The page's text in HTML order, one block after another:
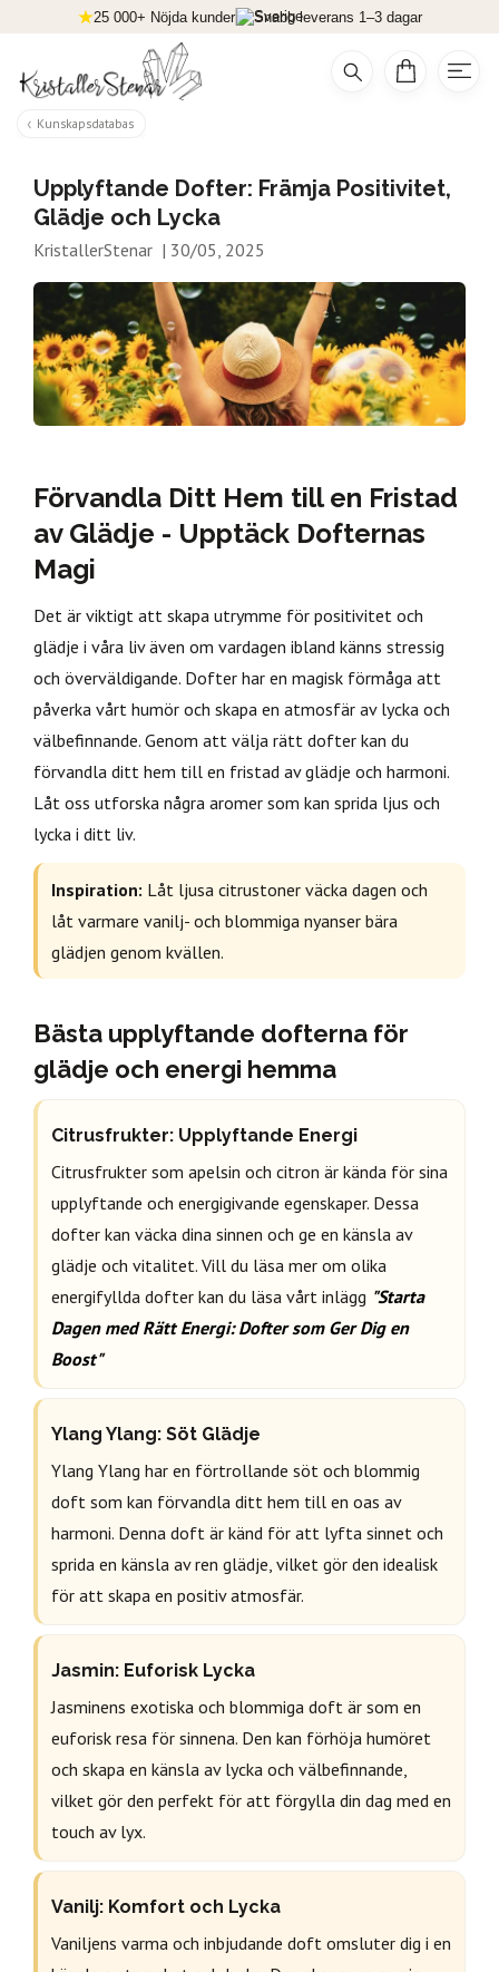
25 000+ Nöjda kunder Snabb leverans 1–3 dagar
Kunskapsdatabas
Upplyftande Dofter: Främja Positivitet,
Glädje och Lycka
KristallerStenar | 30/05, 2025
Förvandla Ditt Hem till en Fristad
av Glädje - Upptäck Dofternas
Magi
Det är viktigt att skapa utrymme för positivitet och
glädje i våra liv även om vardagen ibland känns stressig
och överväldigande. Dofter har en magisk förmåga att
påverka vårt humör och skapa en atmosfär av lycka och
välbefinnande. Genom att välja rätt dofter kan du
förvandla ditt hem till en fristad av glädje och harmoni.
Låt oss utforska några aromer som kan sprida ljus och
lycka i ditt liv.
Inspiration: Låt ljusa citrustoner väcka dagen och
låt varmare vanilj- och blommiga nyanser bära
glädjen genom kvällen.
Bästa upplyftande dofterna för
glädje och energi hemma
Citrusfrukter: Upplyftande Energi
Citrusfrukter som apelsin och citron är kända för sina
upplyftande och energigivande egenskaper. Dessa
dofter kan väcka dina sinnen och ge en känsla av
glädje och vitalitet. Vill du läsa mer om olika
energifyllda dofter kan du läsa vårt inlägg "Starta
Dagen med Rätt Energi: Dofter som Ger Dig en
Boost"
Ylang Ylang: Söt Glädje
Ylang Ylang har en förtrollande söt och blommig
doft som kan förvandla ditt hem till en oas av
harmoni. Denna doft är känd för att lyfta sinnet och
sprida en känsla av ren glädje, vilket gör den idealisk
för att skapa en positiv atmosfär.
Jasmin: Euforisk Lycka
Jasminens exotiska och blommiga doft är som en
euforisk resa för sinnena. Den kan förhöja humöret
och skapa en känsla av lycka och välbefinnande,
vilket gör den perfekt för att förgylla din dag med en
touch av lyx.
Vanilj: Komfort och Lycka
Vaniljens varma och inbjudande doft omsluter dig i en